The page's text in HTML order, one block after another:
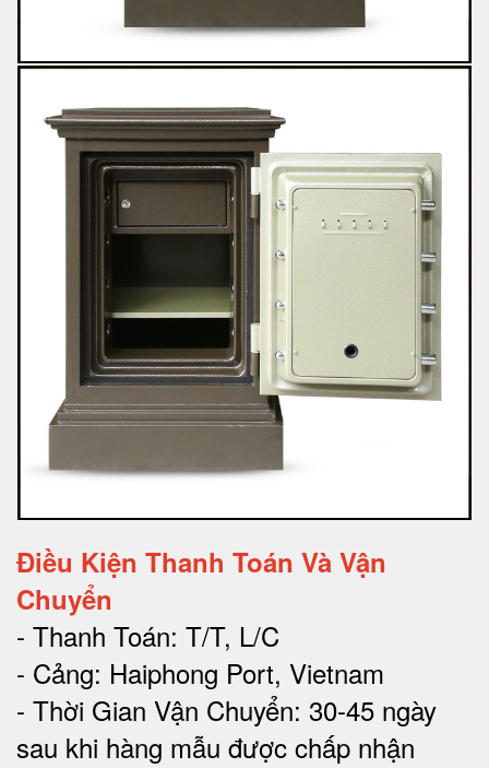
Điều Kiện Thanh Toán Và Vận
Chuyển
- Thanh Toán: T/T, L/C
- Cảng: Haiphong Port, Vietnam
- Thời Gian Vận Chuyển: 30-45 ngày
sau khi hàng mẫu được chấp nhận